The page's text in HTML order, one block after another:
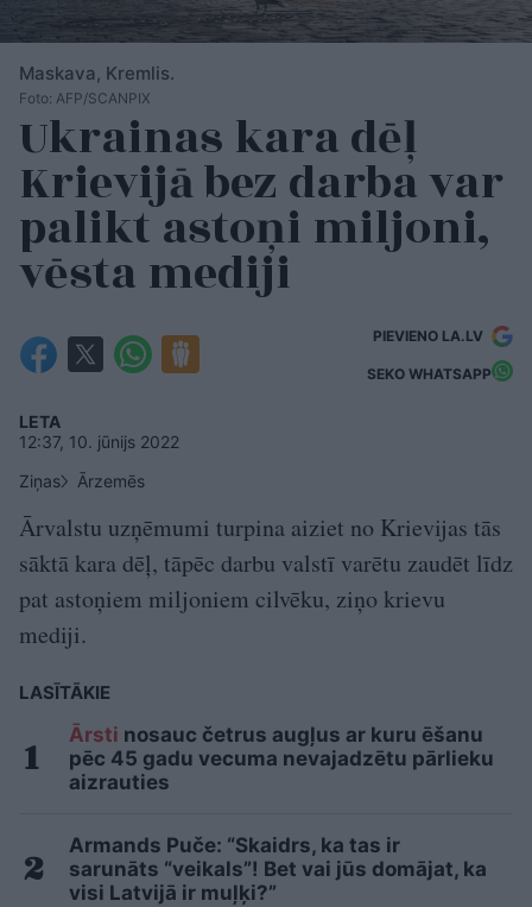
Maskava, Kremlis.
Foto: AFP/SCANPIX
Ukrainas kara dēļ
Krievijā bez darba var
palikt astoņi miljoni,
vēsta mediji
PIEVIENO LA.LV
SEKO WHATSAPP
LETA
12:37, 10. jūnijs 2022
Ziņas
Ārzemēs
Ārvalstu uzņēmumi turpina aiziet no Krievijas tās
sāktā kara dēļ, tāpēc darbu valstī varētu zaudēt līdz
pat astoņiem miljoniem cilvēku, ziņo krievu
mediji.
LASĪTĀKIE
Ārsti nosauc četrus augļus ar kuru ēšanu
pēc 45 gadu vecuma nevajadzētu pārlieku
aizrauties
Armands Puče: “Skaidrs, ka tas ir
sarunāts “veikals”! Bet vai jūs domājat, ka
visi Latvijā ir muļķi?”